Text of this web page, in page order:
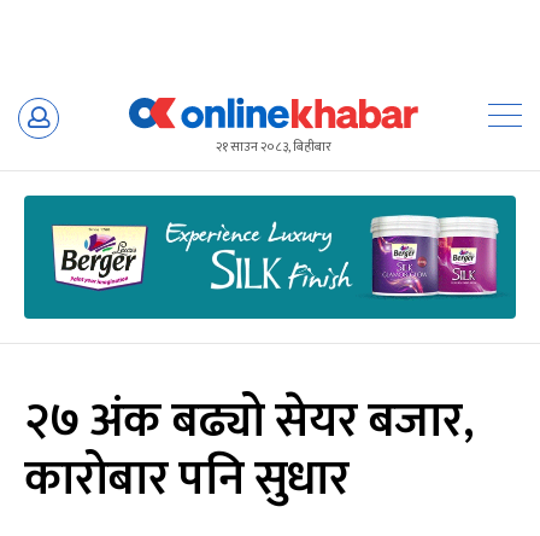
Skip
२१ साउन २०८३, बिहीबार
२७ अंक बढ्यो सेयर बजार,
कारोबार पनि सुधार